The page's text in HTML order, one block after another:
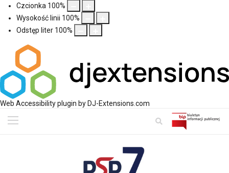
Czcionka 100%
Wysokość linii 100%
Odstęp liter 100%
Web Accessibility plugin by DJ-Extensions.com